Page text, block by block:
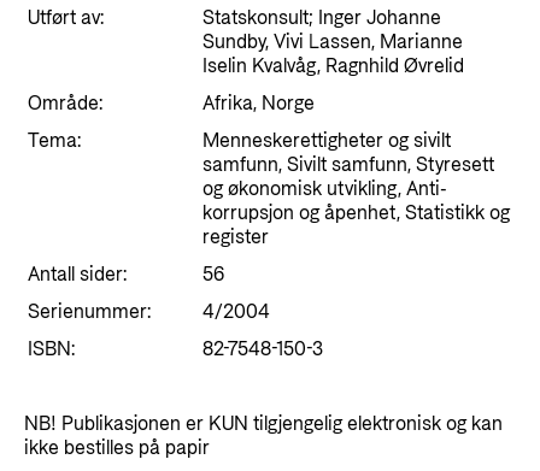
Styresett og økonomisk utvikling
For næringslivet
Statsgarantiordningen for investeringer i
fornybar energi
Norad - Partnerskap med privat sektor
Partnerfordeling
Evalueringer (Norec)
Historie
Norads Varslingstjeneste
Presse og media
Logo
Postjournal
Personvern
Utført av:
Statskonsult; Inger Johanne
Sundby, Vivi Lassen, Marianne
Iselin Kvalvåg, Ragnhild Øvrelid
Område:
Afrika, Norge
Tema:
Menneskerettigheter og sivilt
samfunn, Sivilt samfunn, Styresett
og økonomisk utvikling, Anti-
korrupsjon og åpenhet, Statistikk og
register
Antall sider:
56
Serienummer:
4/2004
ISBN:
82-7548-150-3
NB! Publikasjonen er KUN tilgjengelig elektronisk og kan
ikke bestilles på papir